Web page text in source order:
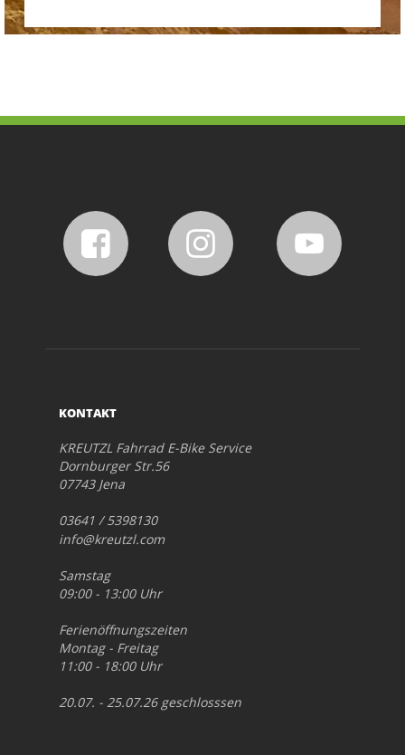
KONTAKT
KREUTZL Fahrrad E-Bike Service
Dornburger Str.56
07743 Jena
03641 / 5398130
info@kreutzl.com
Samstag
09:00 - 13:00 Uhr
Ferienöffnungszeiten
Montag - Freitag
11:00 - 18:00 Uhr
20.07. - 25.07.26 geschlosssen